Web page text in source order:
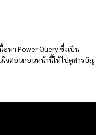
หา Power Query ซึ่งเป็น
ใจตอนก่อนหน้านี้ให้ไปดูสารบัญ